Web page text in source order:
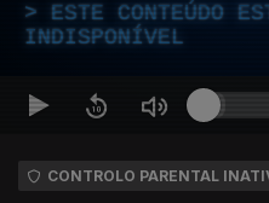
ESTE CONTEÚDO
INDISPONÍVEL
CONTROLO PARENTAL